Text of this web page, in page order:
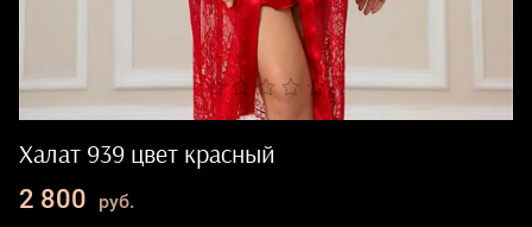
Халат 939 цвет красный
2 800 руб.